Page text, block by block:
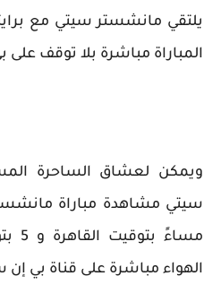
يلتقي مانشستر سيتي مع
المباراة مباشرة بلا توقف على
ويمكن لعشاق الساحرة
الهواء مباشرة على قناة بي إن